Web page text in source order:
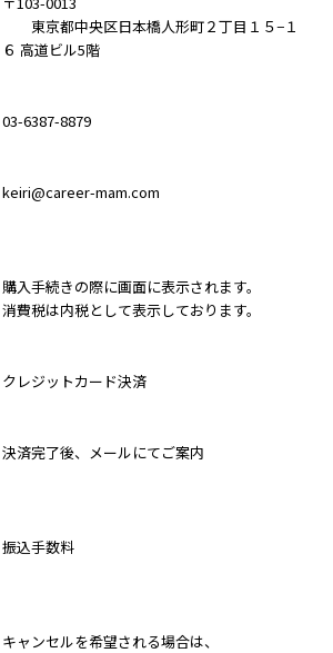
東京都中央区日本橋人形町２丁目１５−１
６ 高道ビル5階
03-6387-8879
keiri@career-mam.com
購入手続きの際に画面に表示されます。
消費税は内税として表示しております。
クレジットカード決済
決済完了後、メールにてご案内
振込手数料
キャンセルを希望される場合は、